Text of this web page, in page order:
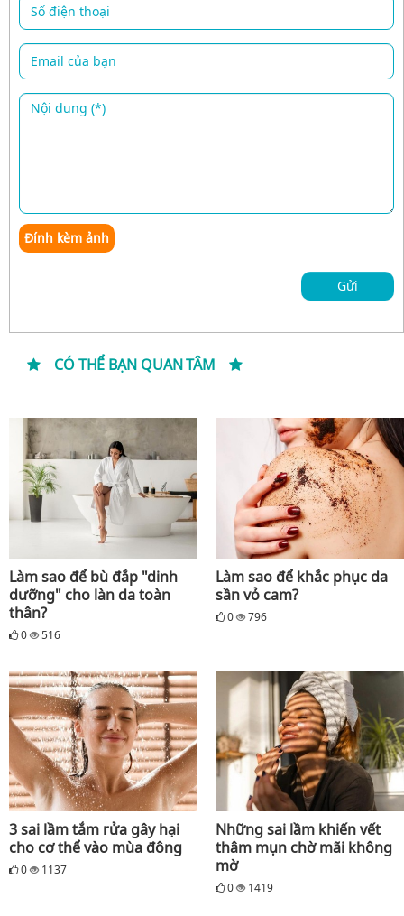
Đính kèm ảnh
Gửi
CÓ THỂ BẠN QUAN TÂM
Làm sao để bù đắp "dinh
dưỡng" cho làn da toàn
thân?
0 516
Làm sao để khắc phục da
sần vỏ cam?
0 796
3 sai lầm tắm rửa gây hại
cho cơ thể vào mùa đông
0 1137
Những sai lầm khiến vết
thâm mụn chờ mãi không
mờ
0 1419